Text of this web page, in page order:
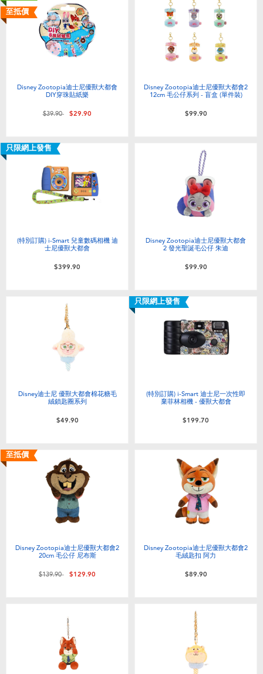
任天堂 Switch
電池
人氣角色
生活精品
至抵價
Disney Zootopia迪士尼優獸大都會
DIY穿珠貼紙樂
價格從
$39.90至$29.90
Disney Zootopia迪士尼優獸大都會2
12cm 毛公仔系列 - 盲盒 (單件裝)
$99.90
只限網上發售
(特別訂購) i-Smart 兒童數碼相機 迪
士尼優獸大都會
$399.90
Disney Zootopia迪士尼優獸大都會
2 發光聖誕毛公仔 朱迪
$99.90
Disney迪士尼 優獸大都會棉花糖毛
絨鎖匙圈系列
$49.90
只限網上發售
(特別訂購) i-Smart 迪士尼一次性即
棄菲林相機 - 優獸大都會
$199.70
至抵價
Disney Zootopia迪士尼優獸大都會2
20cm 毛公仔 尼布斯
價格從
$139.90至$129.90
Disney Zootopia迪士尼優獸大都會2
毛絨匙扣 阿力
$89.90